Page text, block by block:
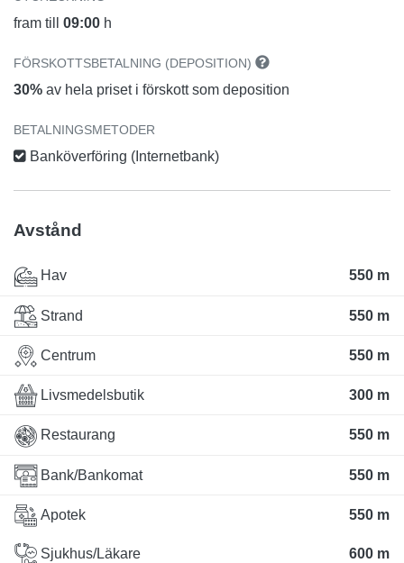
fram till 09:00 h
FÖRSKOTTSBETALNING (DEPOSITION)
30% av hela priset i förskott som deposition
BETALNINGSMETODER
Banköverföring (Internetbank)
Avstånd
Hav 550 m
Strand 550 m
Centrum 550 m
Livsmedelsbutik 300 m
Restaurang 550 m
Bank/Bankomat 550 m
Apotek 550 m
Sjukhus/Läkare 600 m